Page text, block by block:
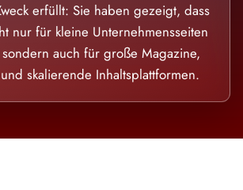
erfüllt: Sie haben gezeigt, dass
nur für kleine Unternehmensseiten
auch für große Magazine,
skalierende Inhaltsplattformen.